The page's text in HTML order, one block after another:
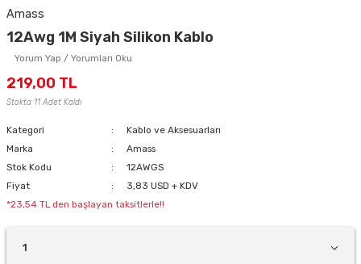
Amass
12Awg 1M Siyah Silikon Kablo
Yorum Yap / Yorumları Oku
219,00 TL
Stokta 11 Adet Kaldı
Kategori
Kablo ve Aksesuarları
Marka
Amass
Stok Kodu
12AWGS
Fiyat
3,83 USD + KDV
*23,54 TL den başlayan taksitlerle!!